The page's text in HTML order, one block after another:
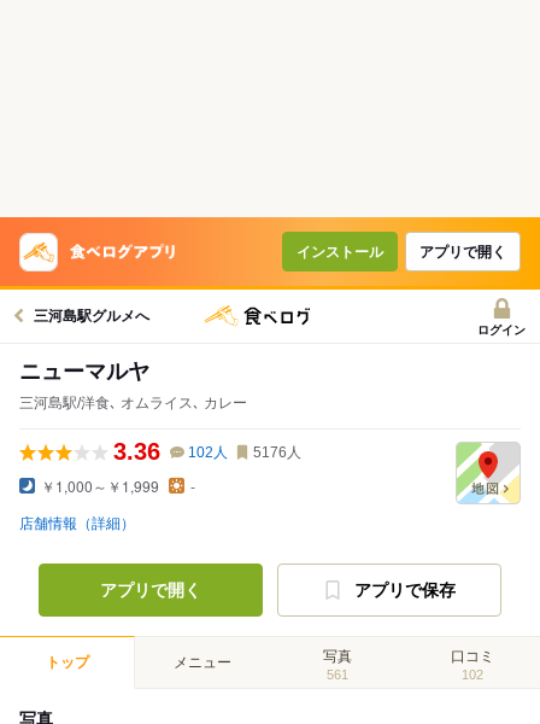
インストール アプリで開く
三河島駅グルメへ
ログイン
ニューマルヤ
三河島駅/洋食､ オムライス､ カレー
3.36 102 人 5176 人
￥1,000～￥1,999 -
店舗情報（詳細）
アプリで開く アプリで保存
トップ メニュー 写真
561
口コミ
102
写真